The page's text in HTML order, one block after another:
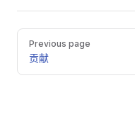
Previous page
贡献